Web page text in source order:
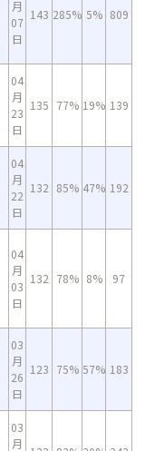
月
07
日
143 285% 5% 809
04
月
23
日
135 77% 19% 139
04
月
22
日
132 85% 47% 192
04
月
03
日
132 78% 8% 97
03
月
26
日
123 75% 57% 183
03
月